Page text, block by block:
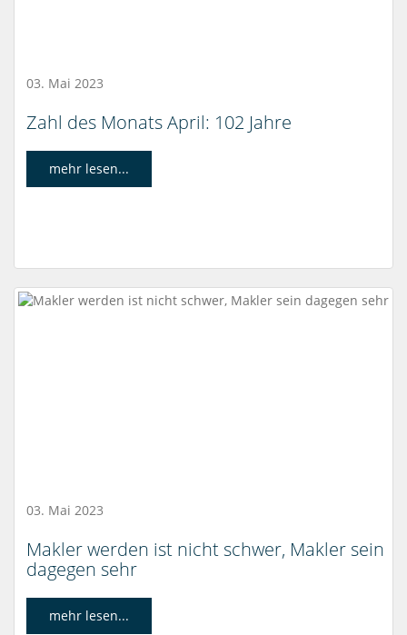
03. Mai 2023
Zahl des Monats April: 102 Jahre
mehr lesen...
03. Mai 2023
Makler werden ist nicht schwer, Makler sein
dagegen sehr
mehr lesen...